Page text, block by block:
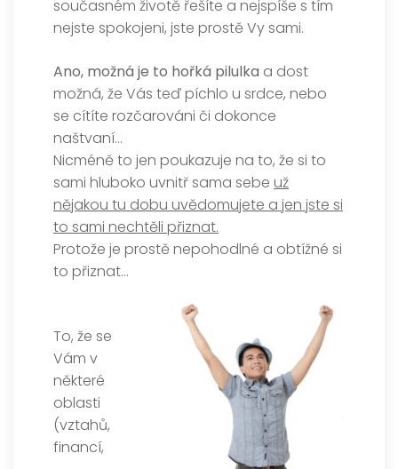
současném životě řešíte a nejspíše s tím
nejste spokojeni, jste prostě Vy sami.
Ano, možná je to hořká pilulka a dost
možná, že Vás teď píchlo u srdce, nebo
se cítíte rozčarováni či dokonce
naštvaní…
Nicméně to jen poukazuje na to, že si to
sami hluboko uvnitř sama sebe už
nějakou tu dobu uvědomujete a jen jste si
to sami nechtěli přiznat.
Protože je prostě nepohodlné a obtížné si
to přiznat…
To, že se
Vám v
některé
oblasti
(vztahů,
financí,